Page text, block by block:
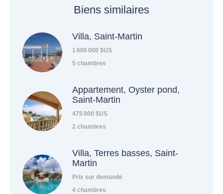
Biens similaires
Villa, Saint-Martin
1 600 000 $US
5 chambres
Appartement, Oyster pond,
Saint-Martin
475 000 $US
2 chambres
Villa, Terres basses, Saint-
Martin
Prix sur demande
4 chambres